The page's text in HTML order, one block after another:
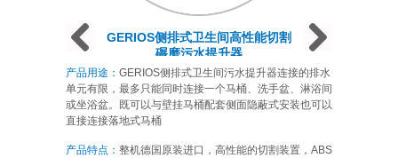
GERIOS侧排式卫生间高性能切割
碾磨污水提升器
产品用途： GERIOS侧排式卫生间污水提升器连接的排水
单元有限，最多只能同时连接一个马桶、洗手盆、淋浴间
或坐浴盆。既可以与壁挂马桶配套侧面隐蔽式安装也可以
直接连接落地式马桶
产品特点： 整机德国原装进口，高性能的切割装置，ABS
Prev Next
Next